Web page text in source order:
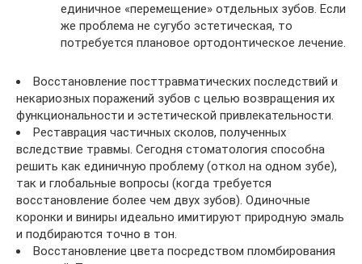
единичное «перемещение» отдельных зубов. Если
же проблема не сугубо эстетическая, то
потребуется плановое ортодонтическое лечение.
Восстановление посттравматических последствий и
некариозных поражений зубов с целью возвращения их
функциональности и эстетической привлекательности.
Реставрация частичных сколов, полученных
вследствие травмы. Сегодня стоматология способна
решить как единичную проблему (откол на одном зубе),
так и глобальные вопросы (когда требуется
восстановление более чем двух зубов). Одиночные
коронки и виниры идеально имитируют природную эмаль
и подбираются точно в тон.
Восстановление цвета посредством пломбирования